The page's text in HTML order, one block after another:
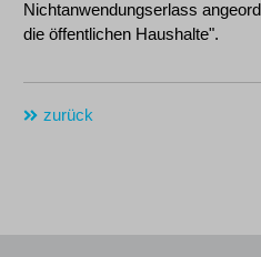
Nichtanwendungserlass
die öffentlichen Haushalte".
zurück